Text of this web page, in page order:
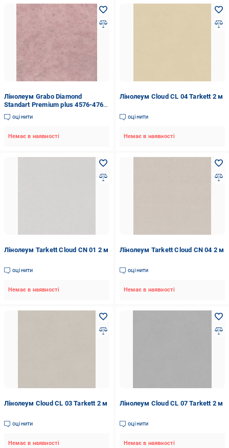
Лінолеум Grabo Diamond
Standart Premium plus 4576-476-
4 крихта 2 м Червоний
оцінити
Немає в наявності
Лінолеум Cloud CL 04 Tarkett 2 м
оцінити
Немає в наявності
Лінолеум Tarkett Cloud CN 01 2 м
оцінити
Немає в наявності
Лінолеум Tarkett Cloud CN 04 2 м
оцінити
Немає в наявності
Лінолеум Cloud CL 03 Tarkett 2 м
оцінити
Немає в наявності
Лінолеум Cloud CL 07 Tarkett 2 м
оцінити
Немає в наявності